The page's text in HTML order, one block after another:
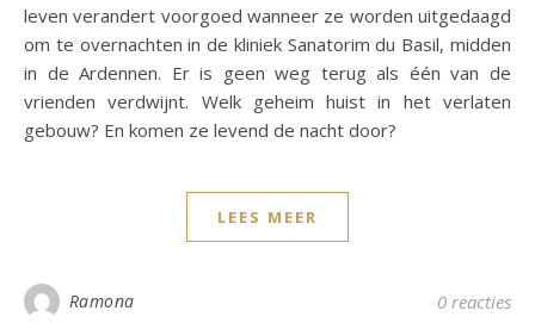
leven verandert voorgoed wanneer ze worden uitgedaagd
om te overnachten in de kliniek Sanatorim du Basil, midden
in de Ardennen. Er is geen weg terug als één van de
vrienden verdwijnt. Welk geheim huist in het verlaten
gebouw? En komen ze levend de nacht door?
LEES MEER
Ramona 0 reacties